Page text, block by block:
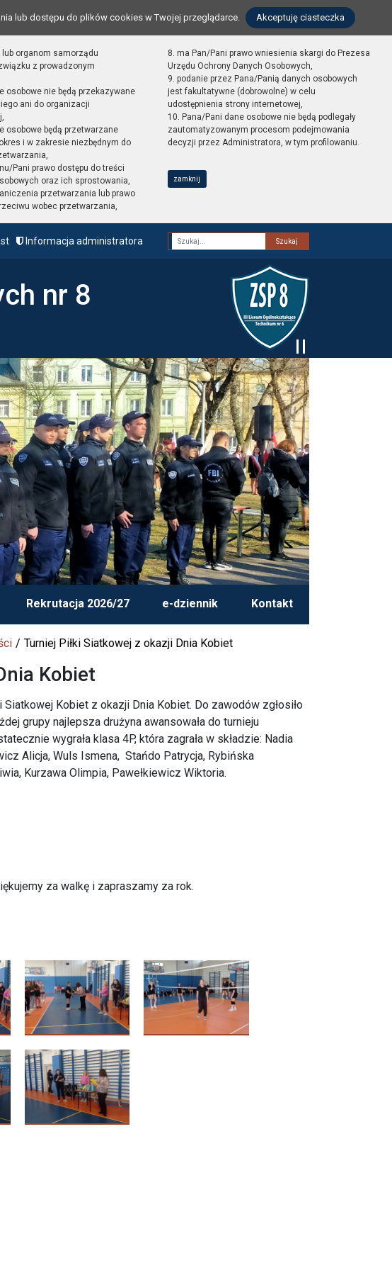
lub dostępu do plików cookies w Twojej przeglądarce. Akceptuję ciasteczka
lub organom samorządu
z prowadzonym
osobowe nie będą przekazywane
ani do organizacji
osobowe będą przetwarzane
i w zakresie niezbędnym do
Pani prawo dostępu do treści
oraz ich sprostowania,
przetwarzania lub prawo
wobec przetwarzania,
8. ma Pan/Pani prawo wniesienia skargi do Prezesa
Urzędu Ochrony Danych Osobowych,
9. podanie przez Pana/Panią danych osobowych
jest fakultatywne (dobrowolne) w celu
udostępnienia strony internetowej,
10. Pana/Pani dane osobowe nie będą podlegały
zautomatyzowanym procesom podejmowania
decyzji przez Administratora, w tym profilowaniu.
zamknij
Informacja administratora
Fraza
nr 8
Rekrutacja 2026/27 e-dziennik Kontakt
Turniej Piłki Siatkowej z okazji Dnia Kobiet
Kobiet
Kobiet z okazji Dnia Kobiet. Do zawodów zgłosiło
grupy najlepsza drużyna awansowała do turnieju
wygrała klasa 4P, która zagrała w składzie: Nadia
Alicja, Wuls Ismena, Stańdo Patrycja, Rybińska
Kurzawa Olimpia, Pawełkiewicz Wiktoria.
za walkę i zapraszamy za rok.